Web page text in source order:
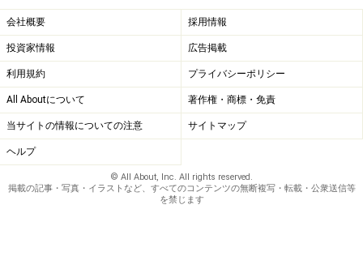
会社概要 採用情報
投資家情報 広告掲載
利用規約 プライバシーポリシー
All Aboutについて 著作権・商標・免責
当サイトの情報についての注意 サイトマップ
ヘルプ
© All About, Inc. All rights reserved.
掲載の記事・写真・イラストなど、すべてのコンテンツの無断複写・転載・公衆送信等
を禁じます